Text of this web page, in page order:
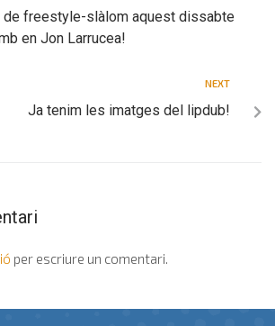
freestyle-slàlom aquest dissabte
en Jon Larrucea!
NEXT
Ja tenim les imatges del lipdub!
per escriure un comentari.